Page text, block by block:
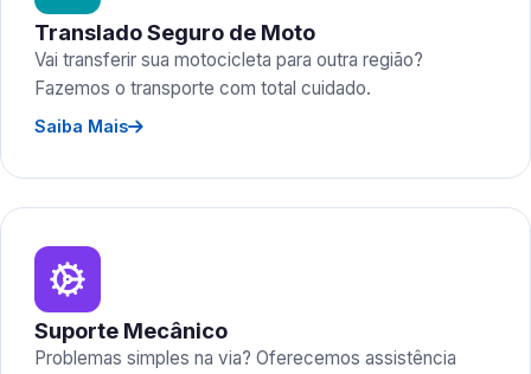
Translado Seguro de Moto
Vai transferir sua motocicleta para outra região?
Fazemos o transporte com total cuidado.
Saiba Mais
Suporte Mecânico
Problemas simples na via? Oferecemos assistência